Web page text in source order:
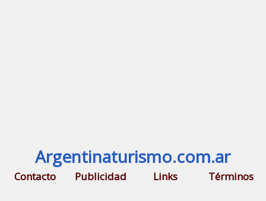
Argentinaturismo.com.ar
Contacto Publicidad Links Términos